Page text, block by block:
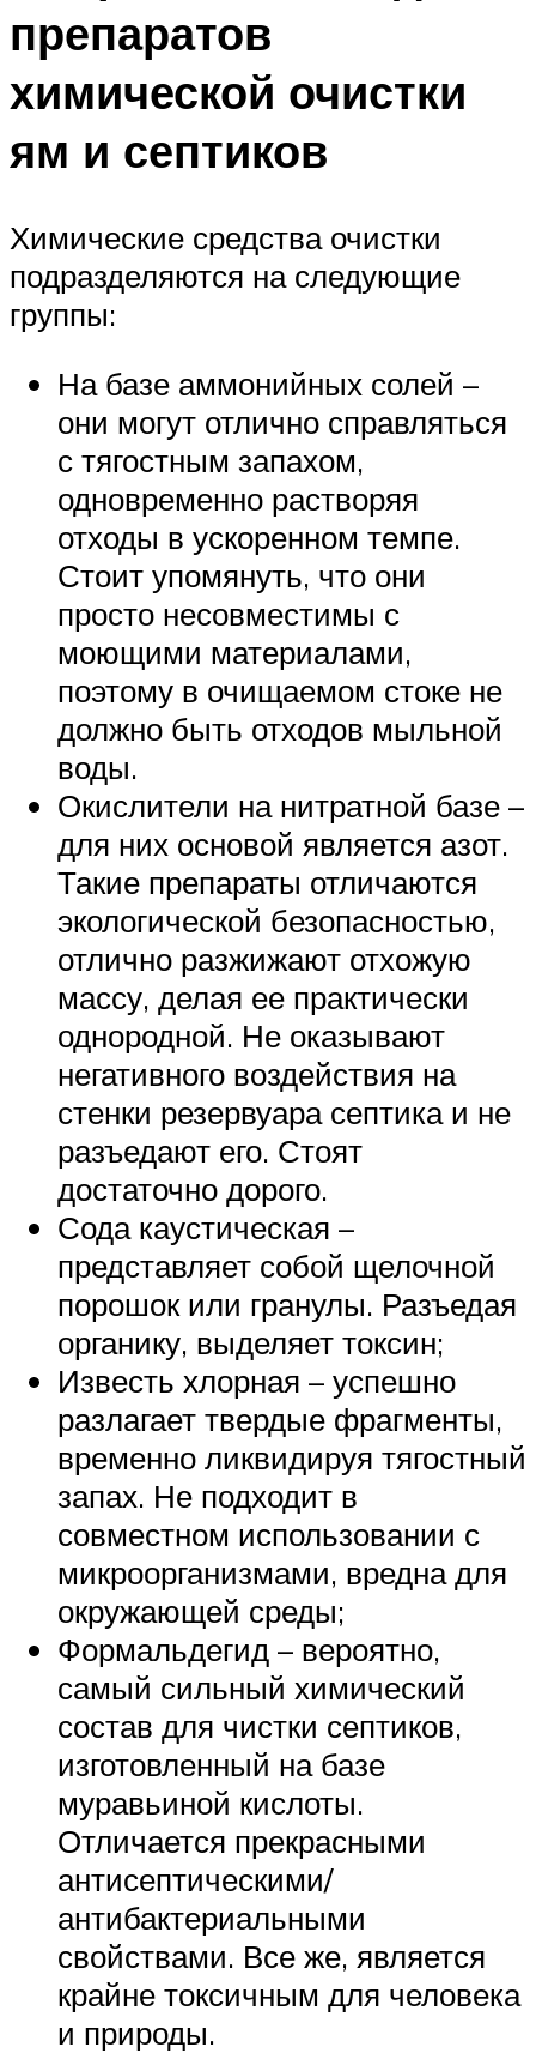
препаратов
химической очистки
ям и септиков
Химические средства очистки
подразделяются на следующие
группы:
На базе аммонийных солей –
они могут отлично справляться
с тягостным запахом,
одновременно растворяя
отходы в ускоренном темпе.
Стоит упомянуть, что они
просто несовместимы с
моющими материалами,
поэтому в очищаемом стоке не
должно быть отходов мыльной
воды.
Окислители на нитратной базе –
для них основой является азот.
Такие препараты отличаются
экологической безопасностью,
отлично разжижают отхожую
массу, делая ее практически
однородной. Не оказывают
негативного воздействия на
стенки резервуара септика и не
разъедают его. Стоят
достаточно дорого.
Сода каустическая –
представляет собой щелочной
порошок или гранулы. Разъедая
органику, выделяет токсин;
Известь хлорная – успешно
разлагает твердые фрагменты,
временно ликвидируя тягостный
запах. Не подходит в
совместном использовании с
микроорганизмами, вредна для
окружающей среды;
Формальдегид – вероятно,
самый сильный химический
состав для чистки септиков,
изготовленный на базе
муравьиной кислоты.
Отличается прекрасными
антисептическими/
антибактериальными
свойствами. Все же, является
крайне токсичным для человека
и природы.